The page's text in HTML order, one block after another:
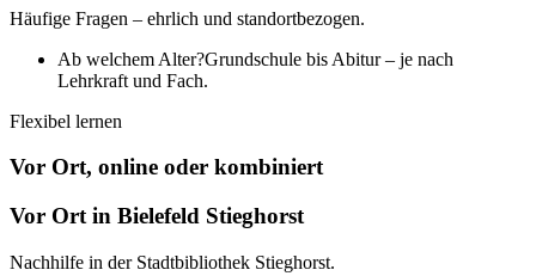
Häufige Fragen – ehrlich und standortbezogen.
Ab welchem Alter?Grundschule bis Abitur – je nach
Lehrkraft und Fach.
Flexibel lernen
Vor Ort, online oder kombiniert
Vor Ort in Bielefeld Stieghorst
Nachhilfe in der Stadtbibliothek Stieghorst.